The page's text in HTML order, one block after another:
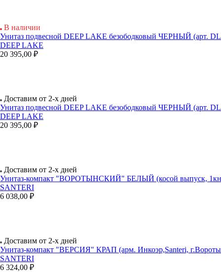
В наличии
Унитаз подвесной DEEP LAKE безободковый ЧЕРНЫЙ (арт.
DEEP LAKE
20 395,00 ₽
Доставим от 2-х дней
Унитаз подвесной DEEP LAKE безободковый ЧЕРНЫЙ (арт.
DEEP LAKE
20 395,00 ₽
Доставим от 2-х дней
Унитаз-компакт "ВОРОТЫНСКИЙ" БЕЛЫЙ (косой выпуск,
SANTERI
6 038,00 ₽
Доставим от 2-х дней
Унитаз-компакт "ВЕРСИЯ" КРАП (арм. Инкоэр,Santeri,
SANTERI
6 324,00 ₽